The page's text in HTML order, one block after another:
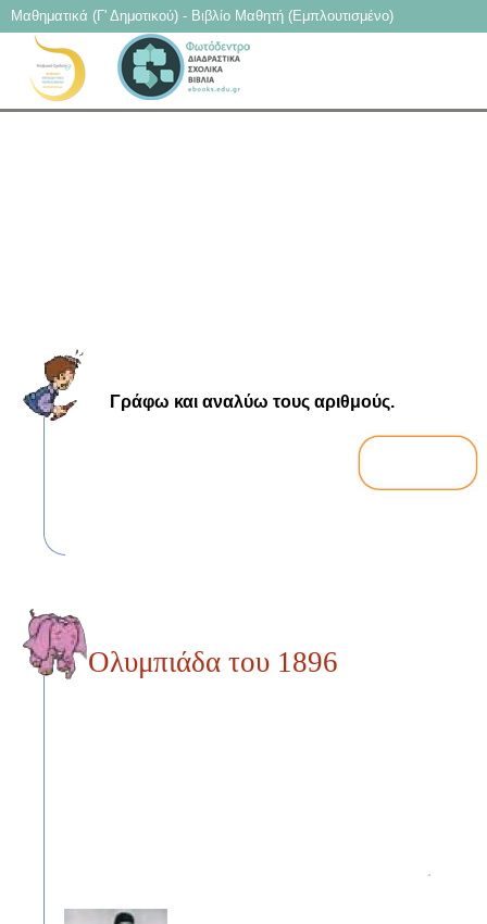
Μαθηματικά (Γ' Δημοτικού) - Βιβλίο Μαθητή (Εμπλουτισμένο)
Γράφω και αναλύω τους αριθμούς.
Ολυμπιάδα του 1896